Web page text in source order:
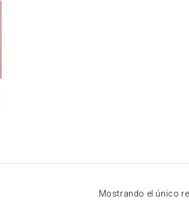
Mostrando el único